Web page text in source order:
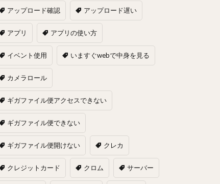
アップロード確認 アップロード遅い
アプリ アプリの使い方
イベント使用 いますぐwebで中身を見る
カメラロール
ギガファイル便アクセスできない
ギガファイル便できない
ギガファイル便開けない クレカ
クレジットカード クロム サーバー